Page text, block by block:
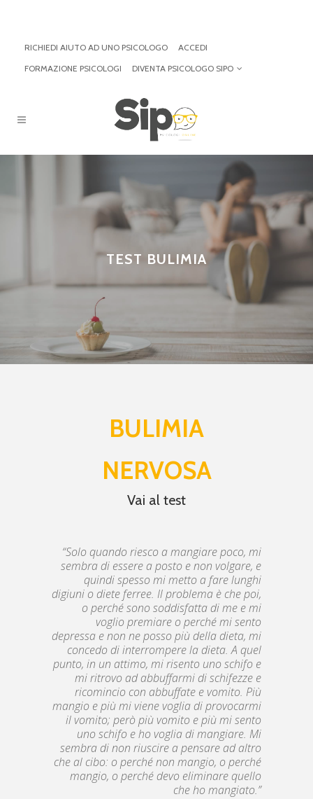
RICHIEDI AIUTO AD UNO PSICOLOGO
ACCEDI
FORMAZIONE PSICOLOGI
DIVENTA PSICOLOGO SIPO
TEST BULIMIA
BULIMIA
NERVOSA
Vai al test
“Solo quando riesco a mangiare poco, mi
sembra di essere a posto e non volgare, e
quindi spesso mi metto a fare lunghi
digiuni o diete ferree. Il problema è che poi,
o perché sono soddisfatta di me e mi
voglio premiare o perché mi sento
depressa e non ne posso più della dieta, mi
concedo di interrompere la dieta. A quel
punto, in un attimo, mi risento uno schifo e
mi ritrovo ad abbuffarmi di schifezze e
ricomincio con abbuffate e vomito. Più
mangio e più mi viene voglia di provocarmi
il vomito; però più vomito e più mi sento
uno schifo e ho voglia di mangiare. Mi
sembra di non riuscire a pensare ad altro
che al cibo: o perché non mangio, o perché
mangio, o perché devo eliminare quello
che ho mangiato.”